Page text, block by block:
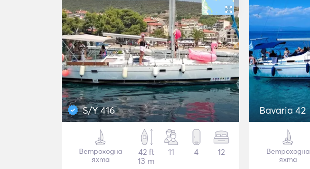
S/Y 416
Ветроходна
яхта
42 ft
13 m
11 4 12
Bavaria 42
Ветроходна
яхта